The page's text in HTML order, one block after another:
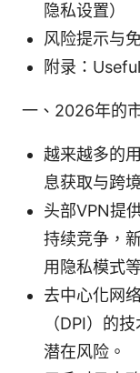
隐私设置）
风险提示与
附录：
一、2026年的
越来越多的
息获取与跨
头部VPN提
持续竞争，
用隐私模式
去中心化网
（DPI）的
潜在风险。